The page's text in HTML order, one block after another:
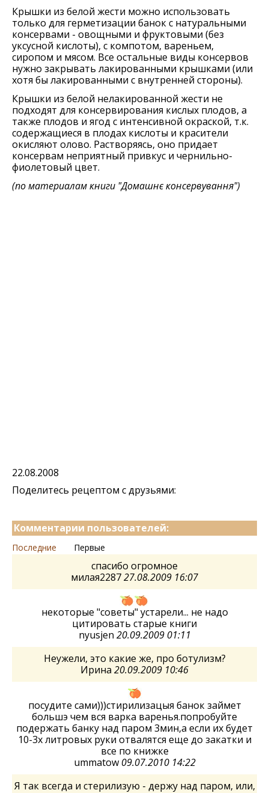
Крышки из белой жести можно использовать
только для герметизации банок с натуральными
консервами - овощными и фруктовыми (без
уксусной кислоты), с компотом, вареньем,
сиропом и мясом. Все остальные виды консервов
нужно закрывать лакированными крышками (или
хотя бы лакированными с внутренней стороны).
Крышки из белой нелакированной жести не
подходят для консервирования кислых плодов, а
также плодов и ягод с интенсивной окраской, т.к.
содержащиеся в плодах кислоты и красители
окисляют олово. Растворяясь, оно придает
консервам неприятный привкус и чернильно-
фиолетовый цвет.
(по материалам книги "Домашнє консервування")
22.08.2008
Поделитесь рецептом с друзьями:
Комментарии пользователей:
Последние Первые
спасибо огромное
милая228727.08.2009 16:07
некоторые "советы" устарели... не надо
цитировать старые книги
nyusjen 20.09.2009 01:11
Неужели, это какие же, про ботулизм?
Ирина 20.09.2009 10:46
посудите сами)))стирилизацыя банок займет
большэ чем вся варка варенья.попробуйте
подержать банку над паром 3мин,а если их будет
10-3х литровых руки отвалятся еще до закатки и
все по книжке
ummatow 09.07.2010 14:22
Я так всегда и стерилизую - держу над паром, или,